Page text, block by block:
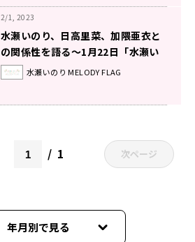
2/1, 2023
水瀬いのり、日高里菜、加隈亜衣と
の関係性を語る〜1月22日「水瀬い
のりMELODY FLAG」
水瀬いのり MELODY FLAG
1 次ページ
年月別で見る